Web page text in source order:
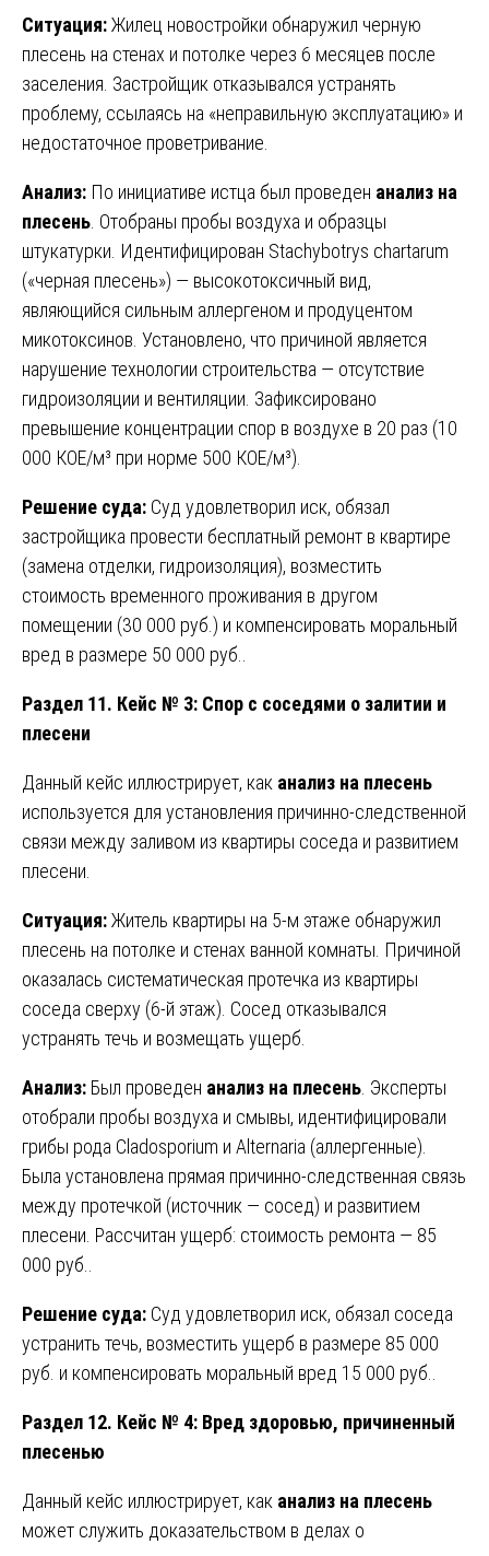
Ситуация:Жилец новостройки обнаружил черную
плесень на стенах и потолке через 6 месяцев после
заселения. Застройщик отказывался устранять
проблему, ссылаясь на «неправильную эксплуатацию» и
недостаточное проветривание.
Анализ: По инициативе истца был проведен анализ на
плесень . Отобраны пробы воздуха и образцы
штукатурки. Идентифицирован Stachybotrys chartarum
(«черная плесень») — высокотоксичный вид,
являющийся сильным аллергеном и продуцентом
микотоксинов. Установлено, что причиной является
нарушение технологии строительства — отсутствие
гидроизоляции и вентиляции. Зафиксировано
превышение концентрации спор в воздухе в 20 раз (10
000 КОЕ/м³ при норме 500 КОЕ/м³).
Решение суда: Суд удовлетворил иск, обязал
застройщика провести бесплатный ремонт в квартире
(замена отделки, гидроизоляция), возместить
стоимость временного проживания в другом
помещении (30 000 руб.) и компенсировать моральный
вред в размере 50 000 руб..
Раздел 11. Кейс № 3: Спор с соседями о залитии и
плесени
Данный кейс иллюстрирует, как анализ на плесень
используется для установления причинно-следственной
связи между заливом из квартиры соседа и развитием
плесени.
Ситуация:Житель квартиры на 5-м этаже обнаружил
плесень на потолке и стенах ванной комнаты. Причиной
оказалась систематическая протечка из квартиры
соседа сверху (6-й этаж). Сосед отказывался
устранять течь и возмещать ущерб.
Анализ: Был проведен анализ на плесень . Эксперты
отобрали пробы воздуха и смывы, идентифицировали
грибы рода Cladosporium и Alternaria (аллергенные).
Была установлена прямая причинно-следственная связь
между протечкой (источник — сосед) и развитием
плесени. Рассчитан ущерб: стоимость ремонта — 85
000 руб..
Решение суда: Суд удовлетворил иск, обязал соседа
устранить течь, возместить ущерб в размере 85 000
руб. и компенсировать моральный вред 15 000 руб..
Раздел 12. Кейс № 4: Вред здоровью, причиненный
плесенью
Данный кейс иллюстрирует, как анализ на плесень
может служить доказательством в делах о